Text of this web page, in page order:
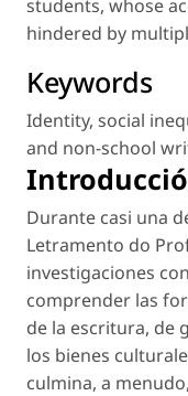
students, whose
hindered by
Keywords
Identity, social
and non-school
Durante casi una
Letramento do
investigaciones
comprender las
de la escritura, de
los bienes
culmina, a